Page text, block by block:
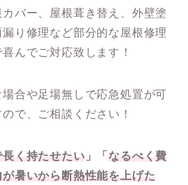
バー、屋根葺き替え、外壁塗
り修理など部分的な屋根修理
んでご対応致します！
合や足場無しで応急処置が可
で、ご相談ください！
く持たせたい 」「なるべく費
が暑いから断熱性能を上げた